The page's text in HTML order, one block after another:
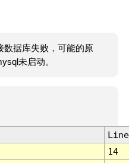
数据库失败，可能的原
未启动。
Line
14